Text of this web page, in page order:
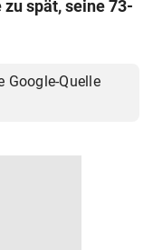
spät, seine 73-
Google-Quelle